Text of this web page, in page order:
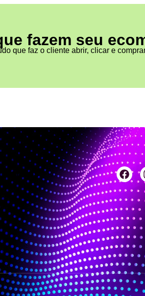
fazem seu
que faz o cliente abrir, clicar e